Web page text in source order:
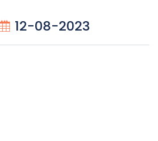
12-08-2023